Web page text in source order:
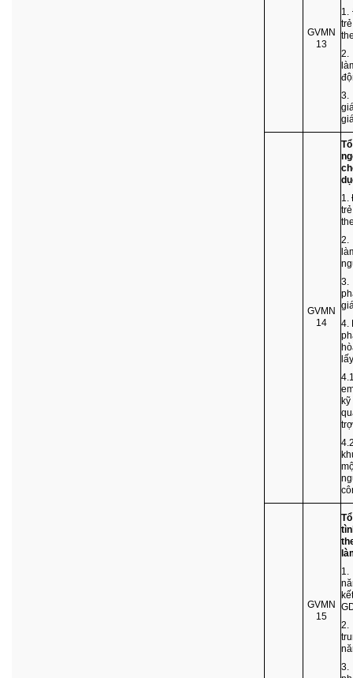
GVMN
13
1.
2.
3.
GVMN
14
1.
2.
3.
4.
kỹ
GVMN
15
1.
2.
3.